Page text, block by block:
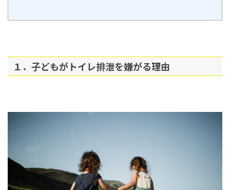
１．子どもがトイレ排泄を嫌がる理由